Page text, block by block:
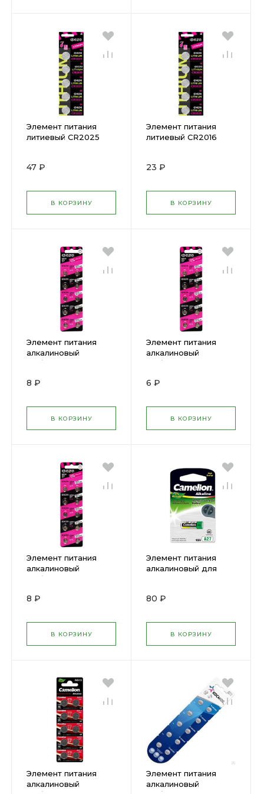
Элемент питания
литиевый CR2025
47 ₽
В КОРЗИНУ
Элемент питания
литиевый CR2016
23 ₽
В КОРЗИНУ
Элемент питания
алкалиновый
"таблетка" AG11 LR 721
8 ₽
В КОРЗИНУ
Элемент питания
алкалиновый
"таблетка" AG10 LR
6 ₽
В КОРЗИНУ
Элемент питания
алкалиновый
"таблетка" AG 6 LR
8 ₽
В КОРЗИНУ
Элемент питания
алкалиновый для
A27-BP1 12В BL-1
80 ₽
В КОРЗИНУ
Элемент питания
алкалиновый
Элемент питания
алкалиновый